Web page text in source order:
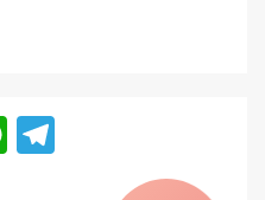
WhatsApp